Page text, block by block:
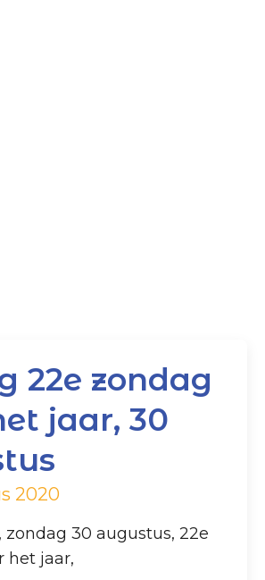
22e zondag
jaar, 30
2020
zondag 30 augustus, 22e
het jaar,